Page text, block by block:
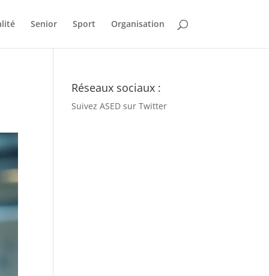
Senior Sport Organisation
Réseaux sociaux :
Suivez ASED sur Twitter